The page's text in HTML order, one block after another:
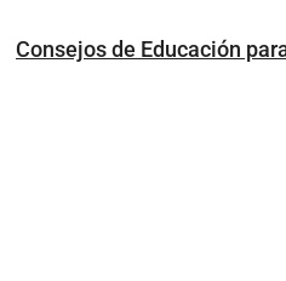
Consejos de Educación